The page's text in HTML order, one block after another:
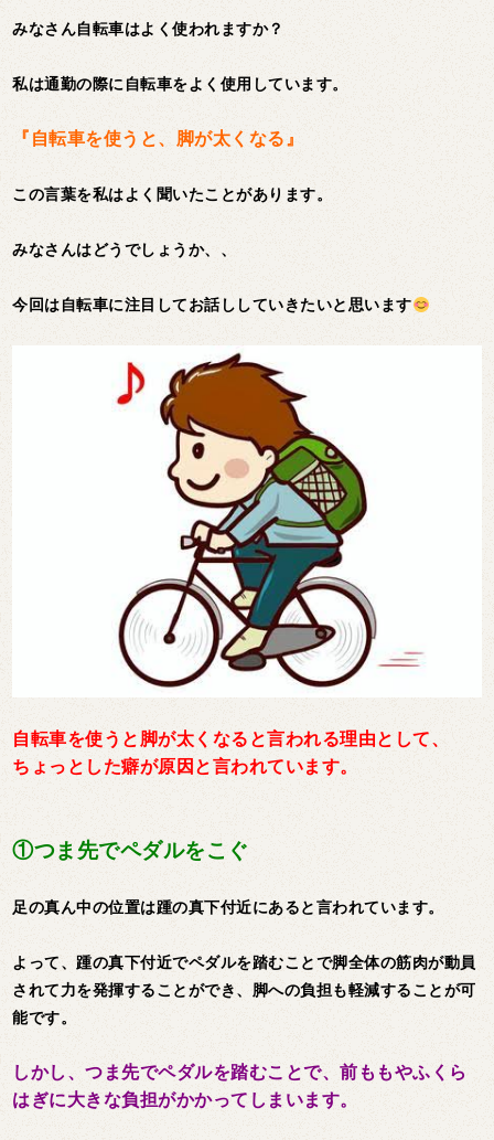
みなさん自転車はよく使われますか？
私は通勤の際に自転車をよく使用しています。
『自転車を使うと、脚が太くなる』
この言葉を私はよく聞いたことがあります。
みなさんはどうでしょうか、、
今回は自転車に注目してお話ししていきたいと思います
自転車を使うと脚が太くなると言われる理由として、
ちょっとした癖が原因と言われています。
①つま先でペダルをこぐ
足の真ん中の位置は踵の真下付近にあると言われています。
よって、踵の真下付近でペダルを踏むことで脚全体の筋肉が動員
されて力を発揮することができ、脚への負担も軽減することが可
能です。
しかし、つま先でペダルを踏むことで、前ももやふくら
はぎに大きな負担がかかってしまいます。